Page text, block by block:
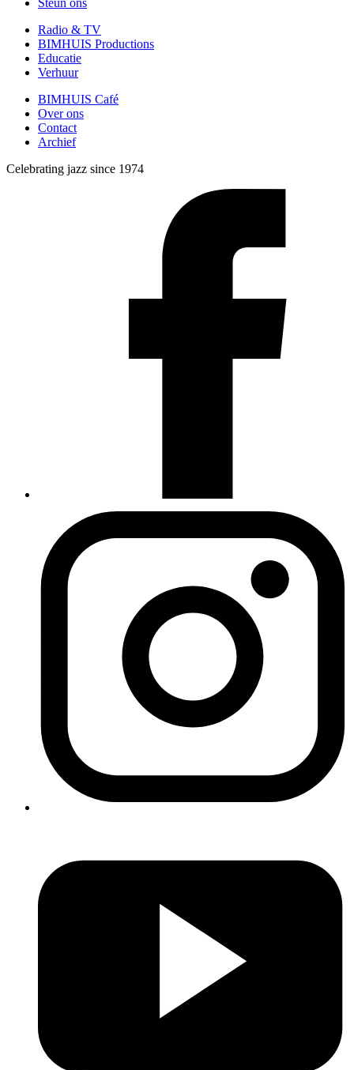
Steun ons
Radio & TV
BIMHUIS Productions
Educatie
Verhuur
BIMHUIS Café
Over ons
Contact
Archief
Celebrating jazz since 1974